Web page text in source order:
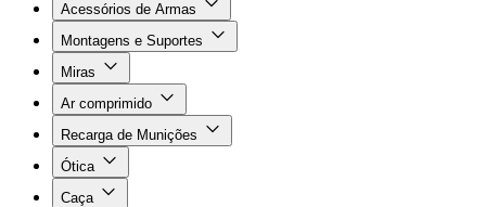
Acessórios de Armas
Montagens e Suportes
Miras
Ar comprimido
Recarga de Munições
Ótica
Caça